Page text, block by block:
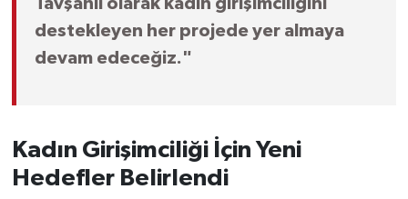
Tavşanlı olarak kadın girişimciliğini
destekleyen her projede yer almaya
devam edeceğiz."
Kadın Girişimciliği İçin Yeni
Hedefler Belirlendi